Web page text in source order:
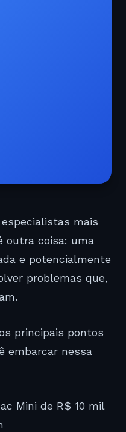
mais
outra coisa: uma
e potencialmente
problemas que,
principais pontos
embarcar nessa
Mini de R$ 10 mil